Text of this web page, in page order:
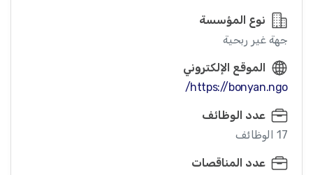
نوع المؤسسة
جهة غير ربحية
الموقع الإلكتروني
https://bonyan.ngo/
عدد الوظائف
17 الوظائف
عدد المناقصات